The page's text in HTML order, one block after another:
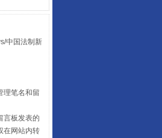
中国法制新
理笔名和留
言板发表的
在网站内转